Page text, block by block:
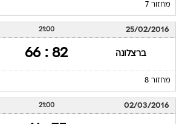
מחזור 7
25/02/2016
21:00
ברצלונה 82 : 66
מחזור 8
02/03/2016
21:00